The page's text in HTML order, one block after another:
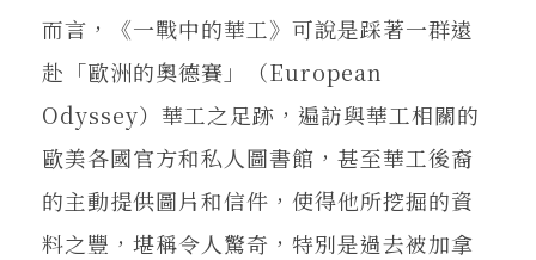
而言，《一戰中的華工》可說是踩著一群遠
赴「歐洲的奧德賽」（European
Odyssey）華工之足跡，遍訪與華工相關的
歐美各國官方和私人圖書館，甚至華工後裔
的主動提供圖片和信件，使得他所挖掘的資
料之豐，堪稱令人驚奇，特別是過去被加拿